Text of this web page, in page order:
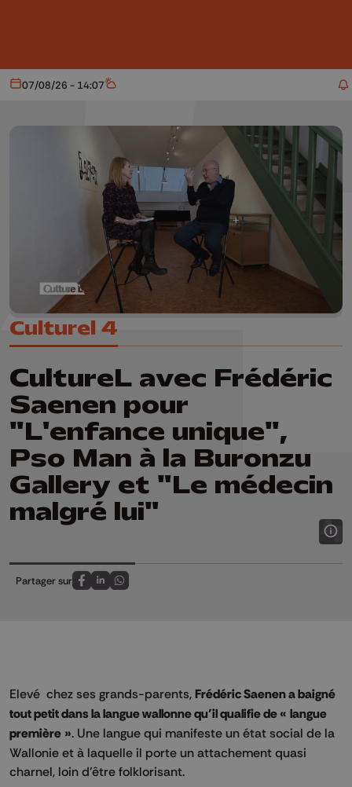
Aujourd'hui
07/08/26 - 14:07 Météo
Culturel 4
CultureL avec Frédéric
Saenen pour
"L'enfance unique",
Pso Man à la Buronzu
Gallery et "Le médecin
malgré lui"
Partager sur
Partagez sur FaceBook
Partagez sur LinkedIn
Partagez sur Whatsapp
Elevé chez ses grands-parents, Frédéric Saenen a baigné
tout petit dans la langue wallonne qu’il qualifie de « langue
première ». Une langue qui manifeste un état social de la
Wallonie et à laquelle il porte un attachement quasi
charnel, loin d’être folklorisant.